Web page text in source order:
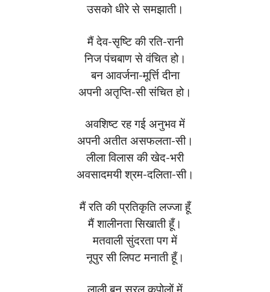
उसको धीरे से समझाती।
मैं देव-सृष्टि की रति-रानी
निज पंचबाण से वंचित हो।
बन आवर्जना-मूर्त्ति दीना
अपनी अतृप्ति-सी संचित हो।
अवशिष्ट रह गई अनुभव में
अपनी अतीत असफलता-सी।
लीला विलास की खेद-भरी
अवसादमयी श्रम-दलिता-सी।
मैं रति की प्रतिकृति लज्जा हूँ
मैं शालीनता सिखाती हूँ।
मतवाली सुंदरता पग में
नूपुर सी लिपट मनाती हूँ।
लाली बन सरल कपोलों में